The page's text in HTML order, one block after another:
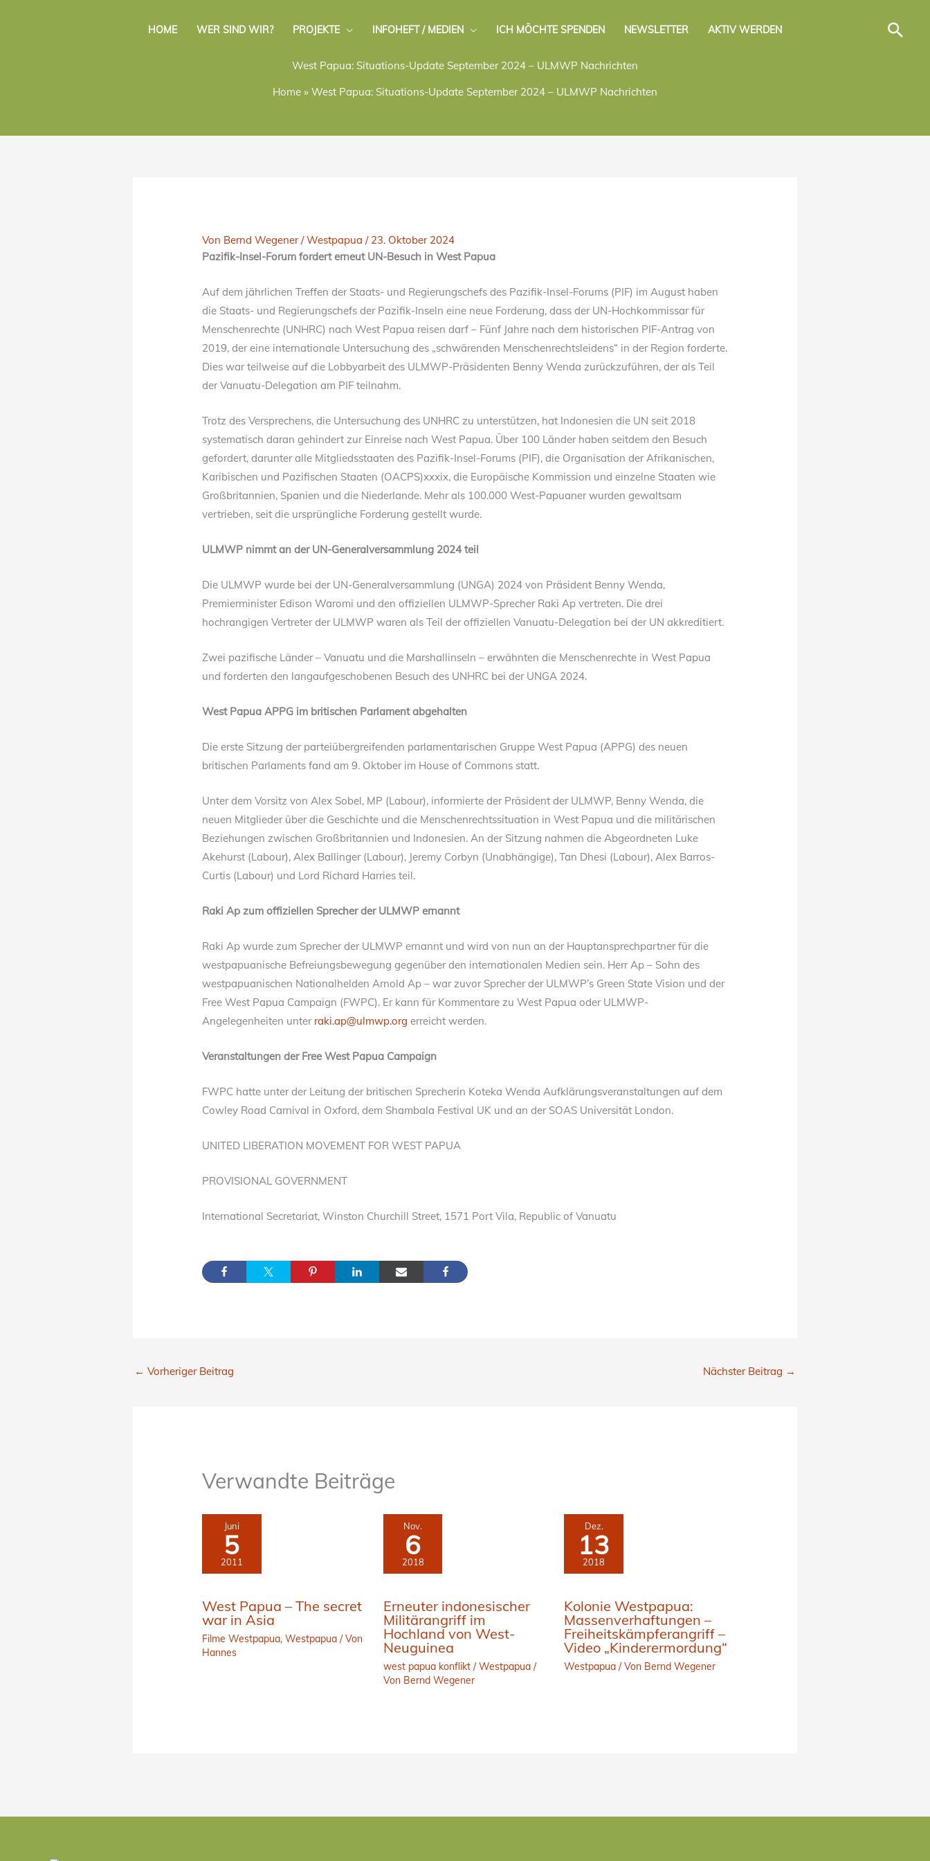
HOME WER SIND WIR? PROJEKTE INFOHEFT / MEDIEN ICH MÖCHTE SPENDEN NEWSLETTER AKTIV WERDEN
West Papua: Situations-Update September 2024 – ULMWP Nachrichten
Home » West Papua: Situations-Update September 2024 – ULMWP Nachrichten
Von Bernd Wegener/Westpapua / 23. Oktober 2024
Pazifik-Insel-Forum fordert erneut UN-Besuch in West Papua
Auf dem jährlichen Treffen der Staats- und Regierungschefs des Pazifik-Insel-Forums (PIF) im August haben
die Staats- und Regierungschefs der Pazifik-Inseln eine neue Forderung, dass der UN-Hochkommissar für
Menschenrechte (UNHRC) nach West Papua reisen darf – Fünf Jahre nach dem historischen PIF-Antrag von
2019, der eine internationale Untersuchung des „schwärenden Menschenrechtsleidens“ in der Region forderte.
Dies war teilweise auf die Lobbyarbeit des ULMWP-Präsidenten Benny Wenda zurückzuführen, der als Teil
der Vanuatu-Delegation am PIF teilnahm.
Trotz des Versprechens, die Untersuchung des UNHRC zu unterstützen, hat Indonesien die UN seit 2018
systematisch daran gehindert zur Einreise nach West Papua. Über 100 Länder haben seitdem den Besuch
gefordert, darunter alle Mitgliedsstaaten des Pazifik-Insel-Forums (PIF), die Organisation der Afrikanischen,
Karibischen und Pazifischen Staaten (OACPS)xxxix, die Europäische Kommission und einzelne Staaten wie
Großbritannien, Spanien und die Niederlande. Mehr als 100.000 West-Papuaner wurden gewaltsam
vertrieben, seit die ursprüngliche Forderung gestellt wurde.
ULMWP nimmt an der UN-Generalversammlung 2024 teil
Die ULMWP wurde bei der UN-Generalversammlung (UNGA) 2024 von Präsident Benny Wenda,
Premierminister Edison Waromi und den offiziellen ULMWP-Sprecher Raki Ap vertreten. Die drei
hochrangigen Vertreter der ULMWP waren als Teil der offiziellen Vanuatu-Delegation bei der UN akkreditiert.
Zwei pazifische Länder – Vanuatu und die Marshallinseln – erwähnten die Menschenrechte in West Papua
und forderten den langaufgeschobenen Besuch des UNHRC bei der UNGA 2024.
West Papua APPG im britischen Parlament abgehalten
Die erste Sitzung der parteiübergreifenden parlamentarischen Gruppe West Papua (APPG) des neuen
britischen Parlaments fand am 9. Oktober im House of Commons statt.
Unter dem Vorsitz von Alex Sobel, MP (Labour), informierte der Präsident der ULMWP, Benny Wenda, die
neuen Mitglieder über die Geschichte und die Menschenrechtssituation in West Papua und die militärischen
Beziehungen zwischen Großbritannien und Indonesien. An der Sitzung nahmen die Abgeordneten Luke
Akehurst (Labour), Alex Ballinger (Labour), Jeremy Corbyn (Unabhängige), Tan Dhesi (Labour), Alex Barros-
Curtis (Labour) und Lord Richard Harries teil.
Raki Ap zum offiziellen Sprecher der ULMWP ernannt
Raki Ap wurde zum Sprecher der ULMWP ernannt und wird von nun an der Hauptansprechpartner für die
westpapuanische Befreiungsbewegung gegenüber den internationalen Medien sein. Herr Ap – Sohn des
westpapuanischen Nationalhelden Arnold Ap – war zuvor Sprecher der ULMWP’s Green State Vision und der
Free West Papua Campaign (FWPC). Er kann für Kommentare zu West Papua oder ULMWP-
Angelegenheiten unter raki.ap@ulmwp.org erreicht werden.
Veranstaltungen der Free West Papua Campaign
FWPC hatte unter der Leitung der britischen Sprecherin Koteka Wenda Aufklärungsveranstaltungen auf dem
Cowley Road Carnival in Oxford, dem Shambala Festival UK und an der SOAS Universität London.
UNITED LIBERATION MOVEMENT FOR WEST PAPUA
PROVISIONAL GOVERNMENT
International Secretariat, Winston Churchill Street, 1571 Port Vila, Republic of Vanuatu
← Vorheriger Beitrag Nächster Beitrag →
Verwandte Beiträge
Juni
5
2011
West Papua – The secret
war in Asia
Filme Westpapua,Westpapua / Von
Hannes
Nov.
6
2018
Erneuter indonesischer
Militärangriff im
Hochland von West-
Neuguinea
west papua konflikt/Westpapua/
Von Bernd Wegener
Dez.
13
2018
Kolonie Westpapua:
Massenverhaftungen –
Freiheitskämpferangriff –
Video „Kinderermordung“
Westpapua / Von Bernd Wegener